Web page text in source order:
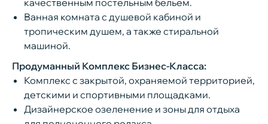
качественным постельным бельем.
Ванная комната с душевой кабиной и
тропическим душем, а также стиральной
машиной.
Продуманный Комплекс Бизнес-Класса:
Комплекс с закрытой, охраняемой территорией,
детскими и спортивными площадками.
Дизайнерское озеленение и зоны для отдыха
предоставляется детская кроватка с
постельным бельём
В апартаменте есть все необходимое
отдыха, полностью укомплектован
всей необходимой техникой и
бытовыми принадлежностями
В кухне: посудомоечная машина,
Wi-Fi, спутниковое телевидение
По запросу дополнительно
предоставляется детская кровать-
манеж с постельным бельём
Услуги клининга
Декабрь, январь, февраль — 7 5
сутки. Новогодние праздники с 25.12
по 09.01 — 13 5
/ сутки.
Март, апрель, май — 7 500₽/ сутки.
Майские праздники — 10 500 ₽ / сутки.